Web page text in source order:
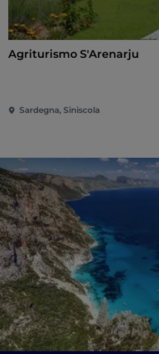
Agriturismo S'Arenarju
Sardegna, Siniscola